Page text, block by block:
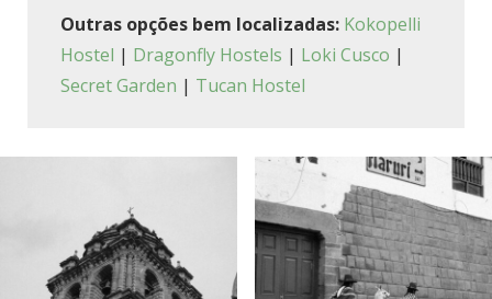
Outras opções bem localizadas: Kokopelli
Hostel | Dragonfly Hostels | Loki Cusco |
Secret Garden | Tucan Hostel